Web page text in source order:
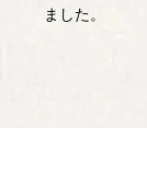
ました。